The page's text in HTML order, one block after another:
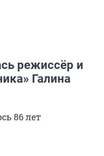
режиссёр и
Галина
86 лет